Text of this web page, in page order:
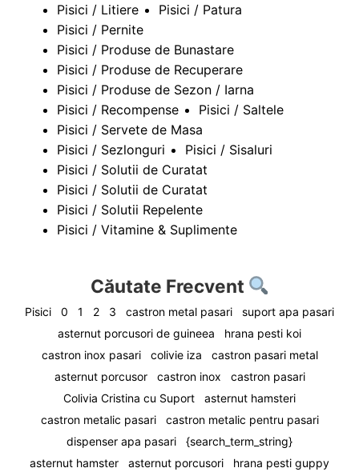
Pisici / Litiere
Pisici / Patura
Pisici / Pernite
Pisici / Produse de Bunastare
Pisici / Produse de Recuperare
Pisici / Produse de Sezon / Iarna
Pisici / Recompense
Pisici / Saltele
Pisici / Servete de Masa
Pisici / Sezlonguri
Pisici / Sisaluri
Pisici / Solutii de Curatat
Pisici / Solutii de Curatat
Pisici / Solutii Repelente
Pisici / Vitamine & Suplimente
Căutate Frecvent
Pisici 0 1 2 3 castron metal pasari
suport apa pasari
asternut porcusori de guineea
hrana pesti koi
castron inox pasari
colivie iza
castron pasari metal
asternut porcusor
castron inox
castron pasari
Colivia Cristina cu Suport
asternut hamsteri
castron metalic pasari
castron metalic pentru pasari
dispenser apa pasari
{search_term_string}
asternut hamster
asternut porcusori
hrana pesti guppy